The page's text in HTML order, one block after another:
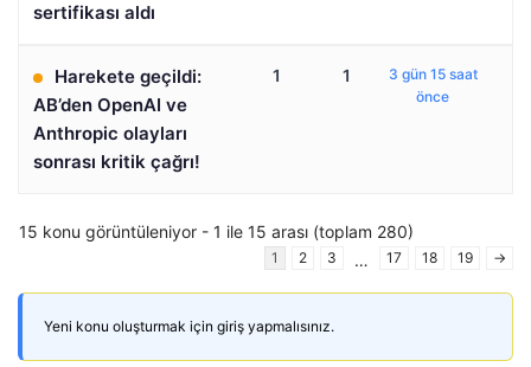
sertifikası aldı
Harekete geçildi:
AB’den OpenAI ve
Anthropic olayları
sonrası kritik çağrı!
1 1
3 gün 15 saat
önce
15 konu görüntüleniyor - 1 ile 15 arası (toplam 280)
1 2 3 … 17 18 19 →
Yeni konu oluşturmak için giriş yapmalısınız.